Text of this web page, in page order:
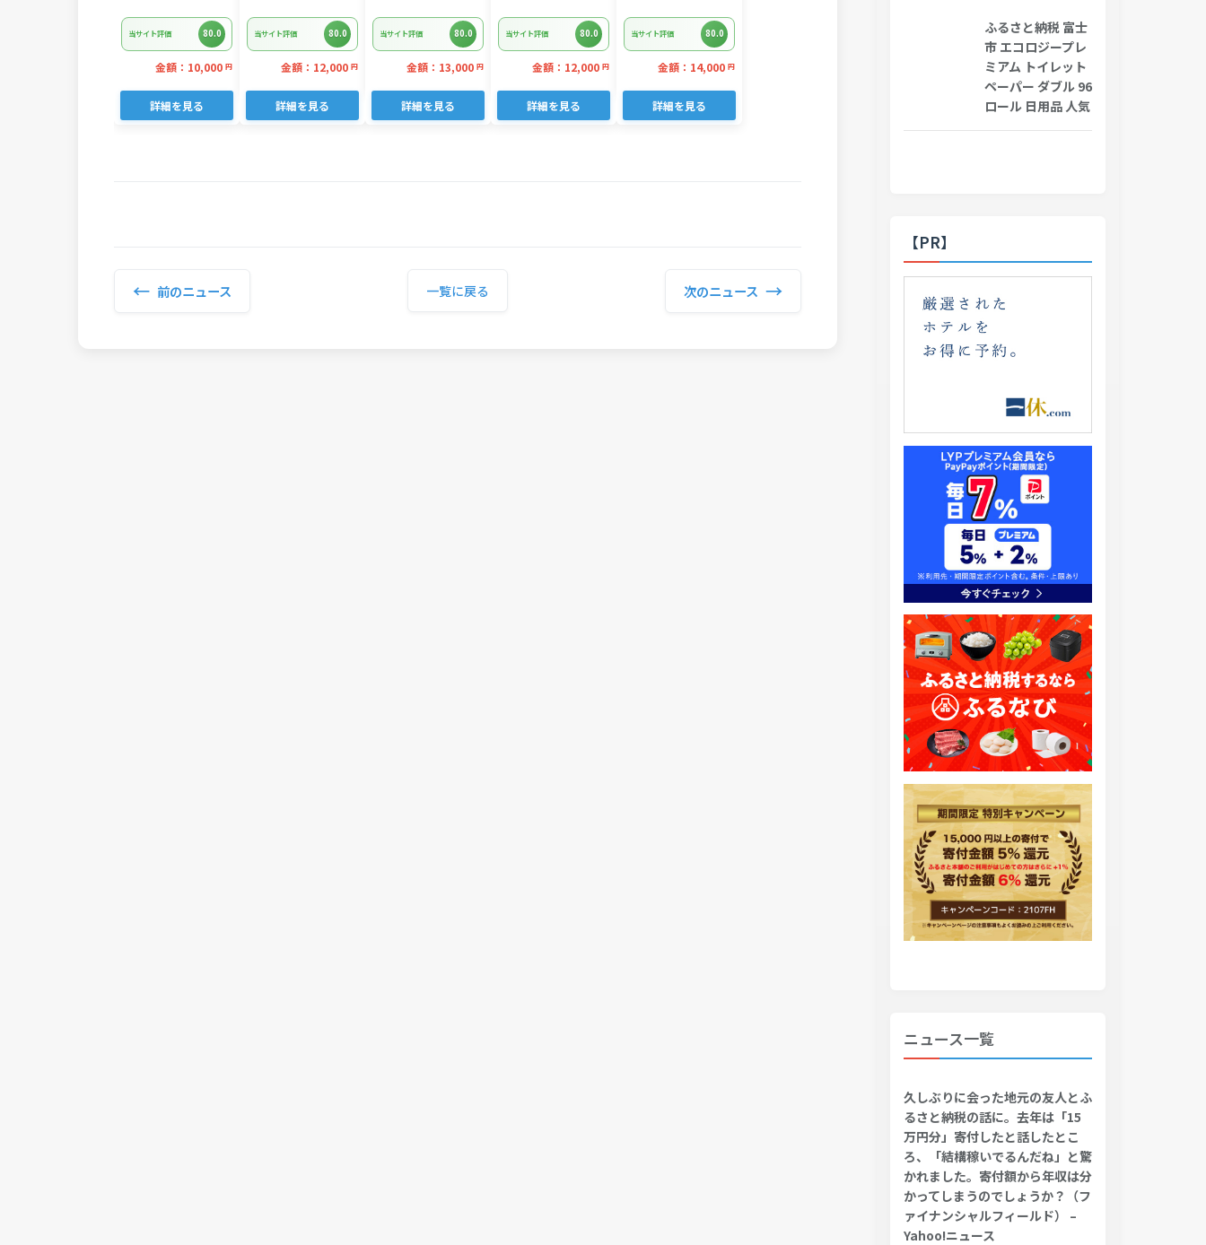
り)のセット
当サイト評価 80.0
金額：10,000 円
詳細を見る
当サイト評価 80.0
金額：12,000 円
詳細を見る
400g(200g×2) 小
分けパック
当サイト評価 80.0
金額：13,000 円
詳細を見る
ス 3kg 22個入り
当サイト評価 80.0
金額：12,000 円
詳細を見る
ロール 日用品 人気
当サイト評価 80.0
金額：14,000 円
詳細を見る
← 前のニュース 一覧に戻る 次のニュース →
ふるさと納税 富士
市 エコロジープレ
ミアム トイレット
ペーパー ダブル 96
ロール 日用品 人気
【PR】
ニュース一覧
久しぶりに会った地元の友人とふ
るさと納税の話に。去年は「15
万円分」寄付したと話したとこ
ろ、「結構稼いでるんだね」と驚
かれました。寄付額から年収は分
かってしまうのでしょうか？（フ
ァイナンシャルフィールド） –
Yahoo!ニュース